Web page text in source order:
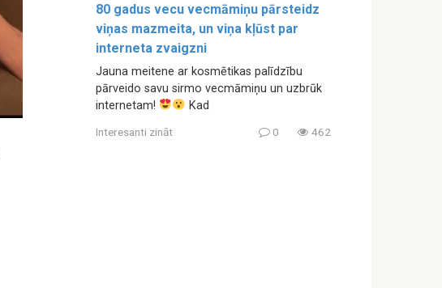
80 gadus vecu vecmāmiņu pārsteidz
viņas mazmeita, un viņa kļūst par
interneta zvaigzni
Jauna meitene ar kosmētikas palīdzību
pārveido savu sirmo vecmāmiņu un uzbrūk
internetam!
Kad
Interesanti zināt 0 462